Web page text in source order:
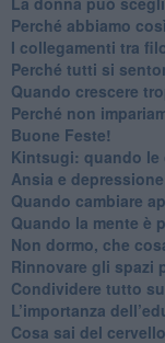
​Perché abbiamo
​I collegamenti tra
​Perché tutti si
​Quando crescere
​Perché non
​Buone Feste!
​Kintsugi: quando le
Ansia e
Quando cambiare
​Quando la mente è
Non dormo, che
​Rinnovare gli spazi
​Condividere tutto
​L’importanza
​Cosa sai del